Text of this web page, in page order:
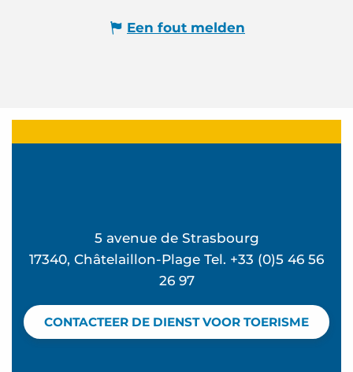
Een fout melden
5 avenue de Strasbourg
17340, Châtelaillon-Plage Tel. +33 (0)5 46 56
26 97
CONTACTEER DE DIENST VOOR TOERISME